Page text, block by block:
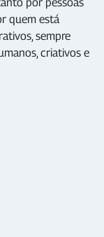
quem está
sempre
criativos e